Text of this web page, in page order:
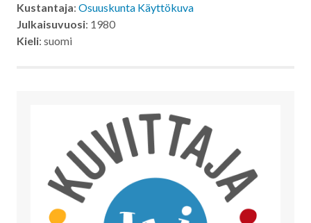
Kustantaja: Osuuskunta Käyttökuva
Julkaisuvuosi: 1980
Kieli: suomi